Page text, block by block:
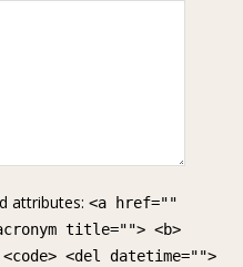
attributes: <a href=""
title=""> <b>
<del datetime="">